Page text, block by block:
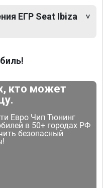
ЕГР Seat Ibiza
кто может
Евро Чип Тюнинг
в 50+ городах РФ
безопасный